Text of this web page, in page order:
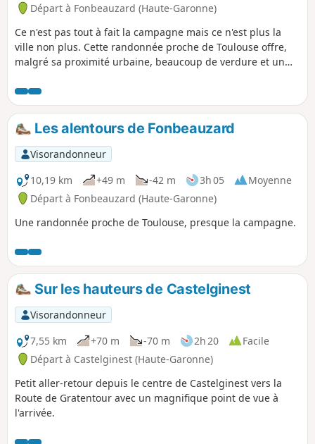
Départ à Fonbeauzard (Haute-Garonne)
Ce n'est pas tout à fait la campagne mais ce n'est plus la
ville non plus. Cette randonnée proche de Toulouse offre,
malgré sa proximité urbaine, beaucoup de verdure et un
Les alentours de Fonbeauzard
Visorandonneur
10,19 km
+49 m -42 m 3h 05
Moyenne
Départ à Fonbeauzard (Haute-Garonne)
Une randonnée proche de Toulouse, presque la campagne.
Sur les hauteurs de Castelginest
Visorandonneur
7,55 km
+70 m -70 m 2h 20
Facile
Départ à Castelginest (Haute-Garonne)
Petit aller-retour depuis le centre de Castelginest vers la
Route de Gratentour avec un magnifique point de vue à
l'arrivée.